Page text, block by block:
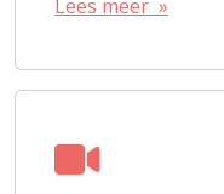
Lees meer »